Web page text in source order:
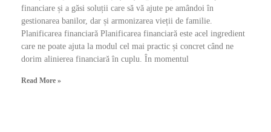
financiare și a găsi soluții care să vă ajute pe amândoi în
gestionarea banilor, dar și armonizarea vieții de familie.
Planificarea financiară Planificarea financiară este acel ingredient
care ne poate ajuta la modul cel mai practic și concret când ne
dorim alinierea financiară în cuplu. În momentul
Read More »